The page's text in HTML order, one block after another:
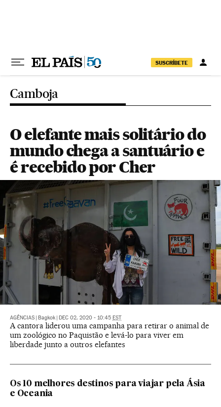
SUSCRÍBETE
Camboja
O elefante mais solitário do
mundo chega a santuário e
é recebido por Cher
AGÊNCIAS Bagkok DEC 02, 2020 - 10:45 EST
A cantora liderou uma campanha para retirar o animal de
um zoológico no Paquistão e levá-lo para viver em
liberdade junto a outros elefantes
Os 10 melhores destinos para viajar pela Ásia
e Oceania